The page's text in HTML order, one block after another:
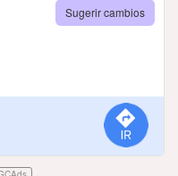
Sugerir cambios